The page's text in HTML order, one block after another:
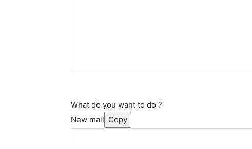
What do you want to do ?
New mail Copy